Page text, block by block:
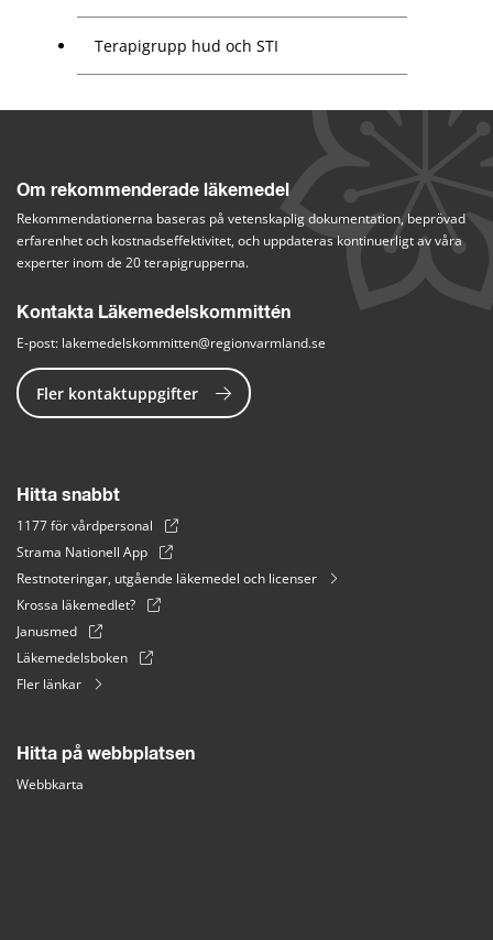
Terapigrupp hud och STI
Om rekommenderade läkemedel
Rekommendationerna baseras på vetenskaplig dokumentation, beprövad
erfarenhet och kostnadseffektivitet, och uppdateras kontinuerligt av våra
experter inom de 20 terapigrupperna.
Kontakta Läkemedelskommittén
E-post: lakemedelskommitten@regionvarmland.se
Fler kontaktuppgifter
Hitta snabbt
1177 för vårdpersonal
Strama Nationell App
Restnoteringar, utgående läkemedel och licenser
Krossa läkemedlet?
Janusmed
Läkemedelsboken
Fler länkar
Hitta på webbplatsen
Webbkarta